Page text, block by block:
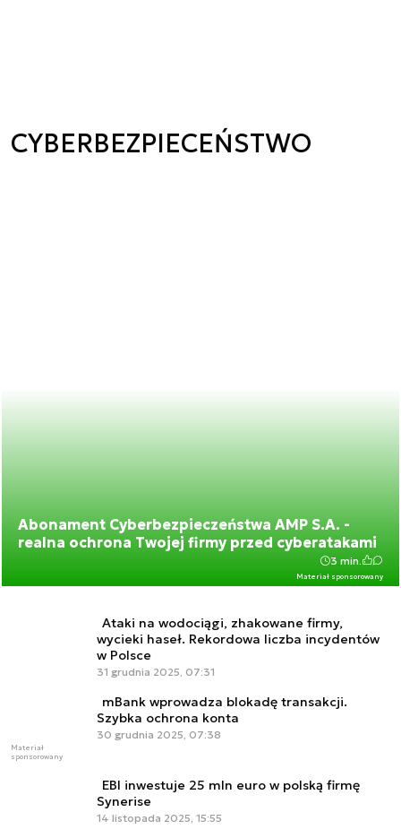
CYBERBEZPIECEŃSTWO
Abonament Cyberbezpieczeństwa AMP S.A. -
realna ochrona Twojej firmy przed cyberatakami
Materiał sponsorowany
3 min.
Ataki na wodociągi, zhakowane firmy,
wycieki haseł. Rekordowa liczba incydentów
w Polsce
31 grudnia 2025, 07:31
Materiał
sponsorowany
mBank wprowadza blokadę transakcji.
Szybka ochrona konta
30 grudnia 2025, 07:38
EBI inwestuje 25 mln euro w polską firmę
Synerise
14 listopada 2025, 15:55